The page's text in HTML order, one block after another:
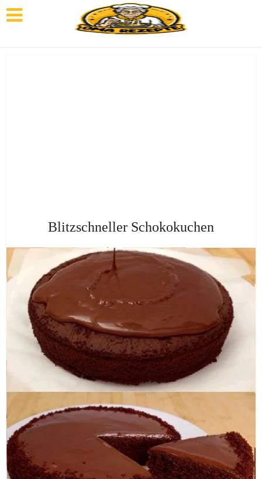
Blitzschneller Schokokuchen